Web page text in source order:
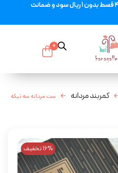
0
کمربند مردانه
ست مردانه سه تیکه
16% تخفیف